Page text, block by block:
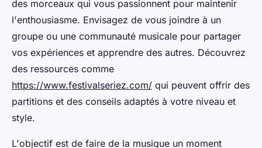
des morceaux qui vous passionnent pour maintenir
l'enthousiasme. Envisagez de vous joindre à un
groupe ou une communauté musicale pour partager
vos expériences et apprendre des autres. Découvrez
des ressources comme
https://www.festivalseriez.com/ qui peuvent offrir des
partitions et des conseils adaptés à votre niveau et
style.
L'objectif est de faire de la musique un moment